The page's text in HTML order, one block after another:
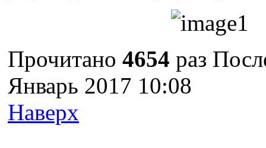
Прочитано 4654 раз
Январь 2017 10:08
Наверх